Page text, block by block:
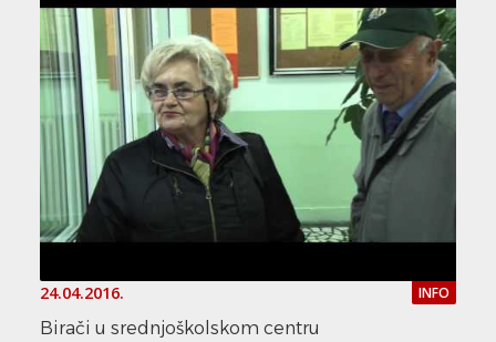
24.04.2016. INFO
Birači u srednjoškolskom centru